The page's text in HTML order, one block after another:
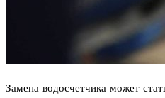
Замена водосчетчика может